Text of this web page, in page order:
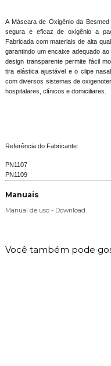
A Máscara de Oxigênio da
segura e eficaz de oxigênio a
Fabricada com materiais de alta
garantindo um encaixe adequado
design transparente permite fácil
tira elástica ajustável e o clipe
com diversos sistemas de
hospitalares, clínicos e domiciliares.
Referência do Fabricante:
PN1107
PN1109
Manuais
Manual de uso - Download
Você também pode